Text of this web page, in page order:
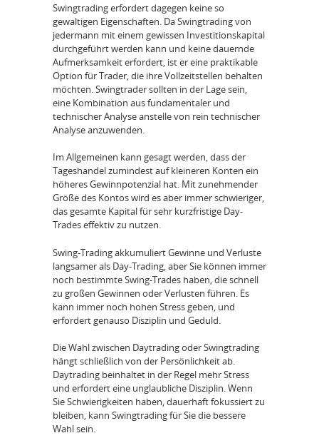
Swingtrading erfordert dagegen keine so
gewaltigen Eigenschaften. Da Swingtrading von
jedermann mit einem gewissen Investitionskapital
durchgeführt werden kann und keine dauernde
Aufmerksamkeit erfordert, ist er eine praktikable
Option für Trader, die ihre Vollzeitstellen behalten
möchten. Swingtrader sollten in der Lage sein,
eine Kombination aus fundamentaler und
technischer Analyse anstelle von rein technischer
Analyse anzuwenden.
Im Allgemeinen kann gesagt werden, dass der
Tageshandel zumindest auf kleineren Konten ein
höheres Gewinnpotenzial hat. Mit zunehmender
Größe des Kontos wird es aber immer schwieriger,
das gesamte Kapital für sehr kurzfristige Day-
Trades effektiv zu nutzen.
Swing-Trading akkumuliert Gewinne und Verluste
langsamer als Day-Trading, aber Sie können immer
noch bestimmte Swing-Trades haben, die schnell
zu großen Gewinnen oder Verlusten führen. Es
kann immer noch hohen Stress geben, und
erfordert genauso Disziplin und Geduld.
Die Wahl zwischen Daytrading oder Swingtrading
hängt schließlich von der Persönlichkeit ab.
Daytrading beinhaltet in der Regel mehr Stress
und erfordert eine unglaubliche Disziplin. Wenn
Sie Schwierigkeiten haben, dauerhaft fokussiert zu
bleiben, kann Swingtrading für Sie die bessere
Wahl sein.